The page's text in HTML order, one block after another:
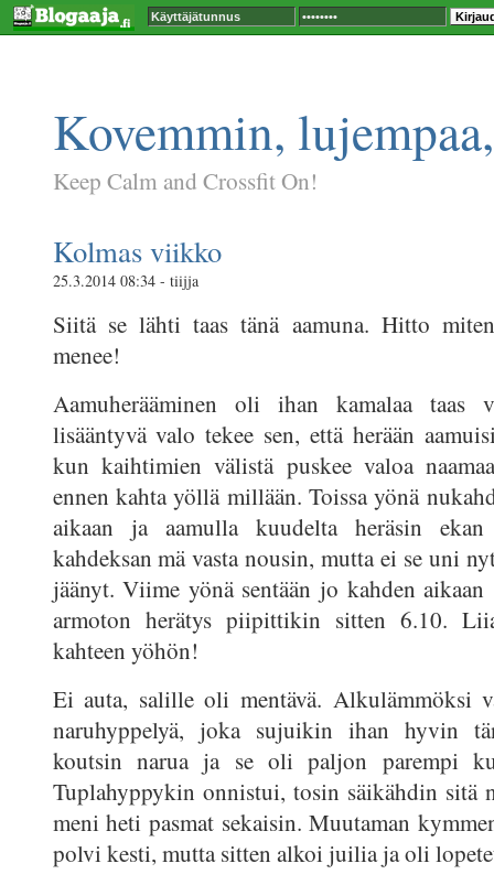
Kovemmin,
Keep Calm and Crossfit On!
Kolmas viikko
25.3.2014 08:34 - tiijja
Siitä se lähti taas tänä aamuna. Hitto
menee!
Aamuherääminen oli ihan kamalaa taas
lisääntyvä valo tekee sen, että herään
kun kaihtimien välistä puskee valoa
ennen kahta yöllä millään. Toissa yönä
aikaan ja aamulla kuudelta heräsin
kahdeksan mä vasta nousin, mutta ei se uni
jäänyt. Viime yönä sentään jo kahden aikaan
armoton herätys piipittikin sitten 6.10.
kahteen yöhön!
Ei auta, salille oli mentävä. Alkulämmöksi
naruhyppelyä, joka sujuikin ihan hyvin
koutsin narua ja se oli paljon parempi
Tuplahyppykin onnistui, tosin säikähdin sitä
meni heti pasmat sekaisin. Muutaman
polvi kesti, mutta sitten alkoi juilia ja oli